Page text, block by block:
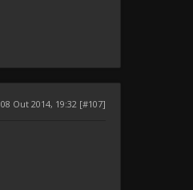
08 Out 2014, 19:32 [#107]